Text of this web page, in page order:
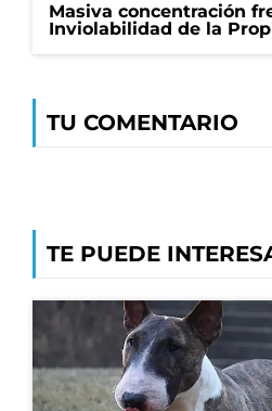
Masiva concentración
Inviolabilidad de la
TU COMENTARIO
TE PUEDE